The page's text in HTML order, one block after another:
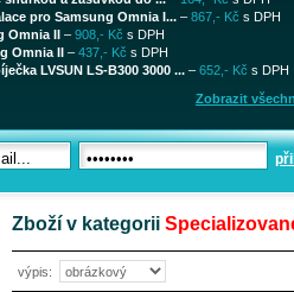
pro Samsung Omnia I... – 867,- Kč s DPH
Omnia II – 908,- Kč s DPH
Omnia II – 437,- Kč s DPH
LVSUN LS-B300 3000 ... – 652,- Kč s DPH
Zobrazit
Zboží v kategorii
výpis: